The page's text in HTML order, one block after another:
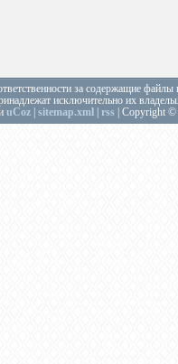
за содержащие файлы
исключительно их
uCoz sitemap.xml rss | Copyright